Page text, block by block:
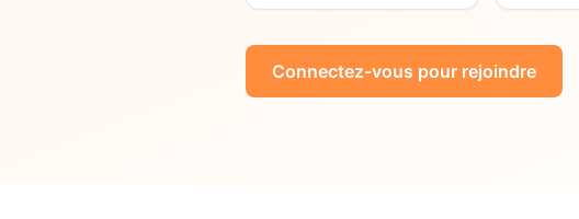
Connectez-vous pour rejoindre